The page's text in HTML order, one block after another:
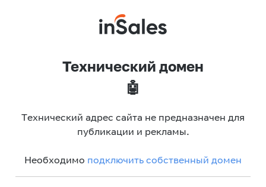
Технический домен
🤖
Технический адрес сайта не предназначен для
публикации и рекламы.
Необходимо подключить собственный домен